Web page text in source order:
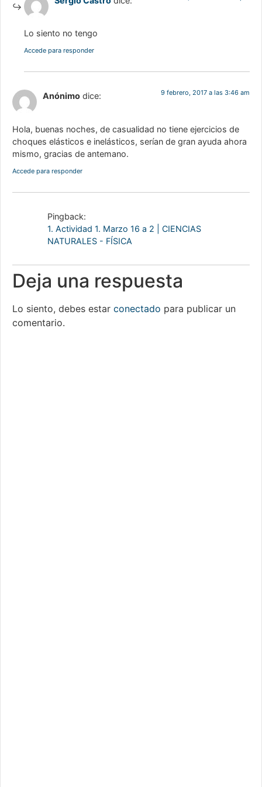
Lo siento no tengo
Accede para responder
Anónimo dice: 9 febrero, 2017 a las 3:46 am
Hola, buenas noches, de casualidad no tiene ejercicios de
choques elásticos e inelásticos, serían de gran ayuda ahora
mismo, gracias de antemano.
Accede para responder
Pingback:
1. Actividad 1. Marzo 16 a 2 | CIENCIAS
NATURALES - FÍSICA
Deja una respuesta
Lo siento, debes estar conectado para publicar un
comentario.